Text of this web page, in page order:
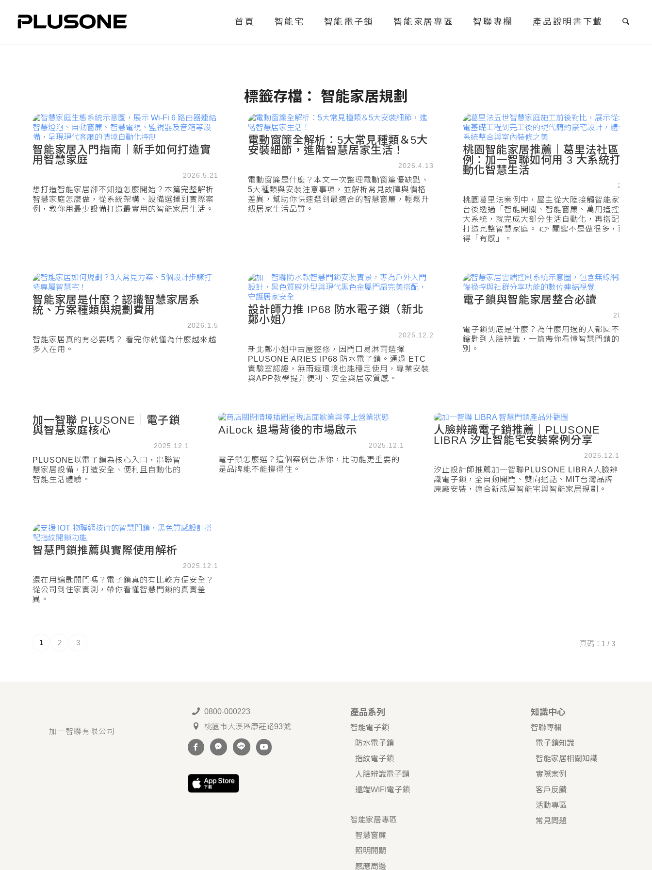
首頁 智能宅 智能電子鎖 智能家居專區 智聯專欄 產品說明書下載
標籤存檔： 智能家居規劃
智能家居入門指南｜新手如何打造實
用智慧家庭
2026.5.21
想打造智能家居卻不知道怎麼開始？本篇完整解析
智慧家庭怎麼做，從系統架構、設備選擇到實際案
例，教你用最少設備打造最實用的智能家居生活。
電動窗簾全解析：5大常見種類＆5大
安裝細節，進階智慧居家生活！
2026.4.13
電動窗簾是什麼？本文一次整理電動窗簾優缺點、
5大種類與安裝注意事項，並解析常見故障與價格
差異，幫助你快速選到最適合的智慧窗簾，輕鬆升
級居家生活品質。
桃園智能家居推薦｜葛里法社區案
例：加一智聯如何用 3 大系統打造自
動化智慧生活
2026.4.1
桃園葛里法案例中，屋主從大陸接觸智能家居，回
台後透過「智能開關、智能窗簾、萬用遙控器」三
大系統，就完成大部分生活自動化，再搭配電子鎖
打造完整智慧家庭。 👉 關鍵不是做很多，而是做
得「有感」。
智能家居是什麼？認識智慧家居系
統、方案種類與規劃費用
2026.1.5
智能家居真的有必要嗎？ 看完你就懂為什麼越來越
多人在用。
設計師力推 IP68 防水電子鎖（新北
鄭小姐）
2025.12.2
新北鄭小姐中古屋整修，因門口易淋雨選擇
PLUSONE ARIES IP68 防水電子鎖。通過 ETC
實驗室認證，無雨遮環境也能穩定使用，專業安裝
與APP教學提升便利、安全與居家質感。
電子鎖與智能家居整合必讀
2025.12.1
電子鎖到底是什麼？為什麼用過的人都回不去？從
鑰匙到人臉辨識，一篇帶你看懂智慧門鎖的真正差
別。
加一智聯 PLUSONE｜電子鎖
與智慧家庭核心
2025.12.1
PLUSONE以電子鎖為核心入口，串聯智
慧家居設備，打造安全、便利且自動化的
智能生活體驗。
AiLock 退場背後的市場啟示
2025.12.1
電子鎖怎麼選？這個案例告訴你，比功能更重要的
是品牌能不能撐得住。
人臉辨識電子鎖推薦｜PLUSONE
LIBRA 汐止智能宅安裝案例分享
2025.12.1
汐止設計師推薦加一智聯PLUSONE LIBRA人臉辨
識電子鎖，全自動開門、雙向通話、MIT台灣品牌
原廠安裝，適合新成屋智能宅與智能家居規劃。
智慧門鎖推薦與實際使用解析
2025.12.1
還在用鑰匙開門嗎？電子鎖真的有比較方便安全？
從公司到住家實測，帶你看懂智慧門鎖的真實差
異。
頁碼：1 / 3
1 2 3
加一智聯有限公司
0800-000223
桃園市大溪區康莊路93號
產品系列
智能電子鎖
防水電子鎖
指紋電子鎖
人臉辨識電子鎖
遠端WIFI電子鎖
智能家居專區
智慧窗簾
照明開關
感應周邊
知識中心
智聯專欄
電子鎖知識
智能家居相關知識
實際案例
客戶反饋
活動專區
常見問題